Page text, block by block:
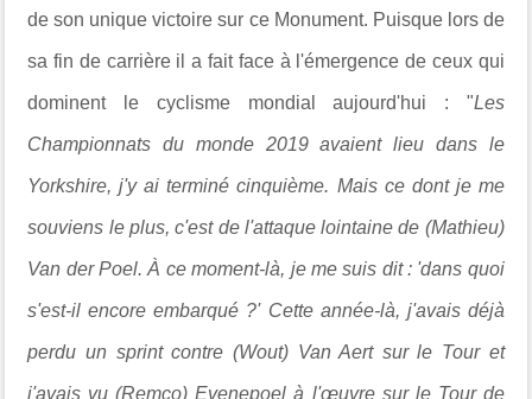
de son unique victoire sur ce Monument. Puisque lors de
sa fin de carrière il a fait face à l'émergence de ceux qui
dominent le cyclisme mondial aujourd'hui : "Les
Championnats du monde 2019 avaient lieu dans le
Yorkshire, j'y ai terminé cinquième. Mais ce dont je me
souviens le plus, c'est de l'attaque lointaine de (Mathieu)
Van der Poel. À ce moment-là, je me suis dit : 'dans quoi
s'est-il encore embarqué ?' Cette année-là, j'avais déjà
perdu un sprint contre (Wout) Van Aert sur le Tour et
j'avais vu (Remco) Evenepoel à l'œuvre sur le Tour de